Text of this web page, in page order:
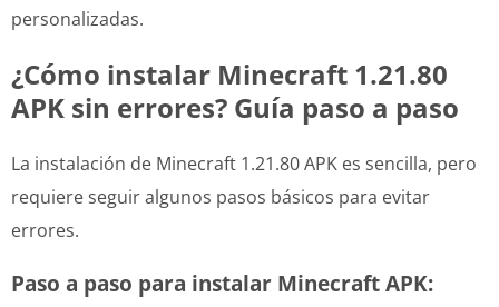
personalizadas.
¿Cómo instalar Minecraft 1.21.80
APK sin errores? Guía paso a paso
La instalación de Minecraft 1.21.80 APK es sencilla, pero
requiere seguir algunos pasos básicos para evitar
errores.
Paso a paso para instalar Minecraft APK: